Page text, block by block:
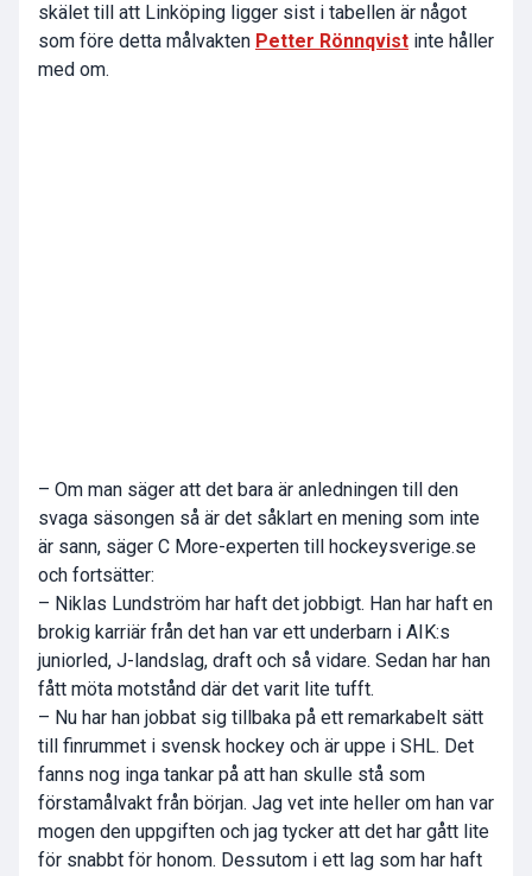
skälet till att Linköping ligger sist i tabellen är något
som före detta målvakten Petter Rönnqvist inte håller
med om.
– Om man säger att det bara är anledningen till den
svaga säsongen så är det såklart en mening som inte
är sann, säger C More-experten till hockeysverige.se
och fortsätter:
– Niklas Lundström har haft det jobbigt. Han har haft en
brokig karriär från det han var ett underbarn i AIK:s
juniorled, J-landslag, draft och så vidare. Sedan har han
fått möta motstånd där det varit lite tufft.
– Nu har han jobbat sig tillbaka på ett remarkabelt sätt
till finrummet i svensk hockey och är uppe i SHL. Det
fanns nog inga tankar på att han skulle stå som
förstamålvakt från början. Jag vet inte heller om han var
mogen den uppgiften och jag tycker att det har gått lite
för snabbt för honom. Dessutom i ett lag som har haft